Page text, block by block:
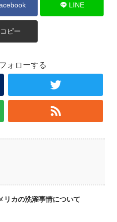
LINE
コピー
ォローする
リカの洗濯事情について